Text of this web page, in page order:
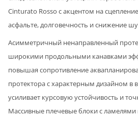
Cinturato Rosso с акцентом на
асфальте, долговечность и снижение
Асимметричный ненаправленный
широкими продольными канавками
повышая сопротивление
протектора с характерным дизайном в
усиливает курсовую устойчивость и
Массивные плечевые блоки с